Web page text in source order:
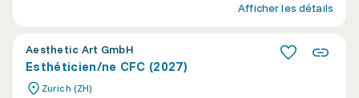
Afficher les détails
Aesthetic Art GmbH
Esthéticien/ne CFC (2027)
Zurich (ZH)